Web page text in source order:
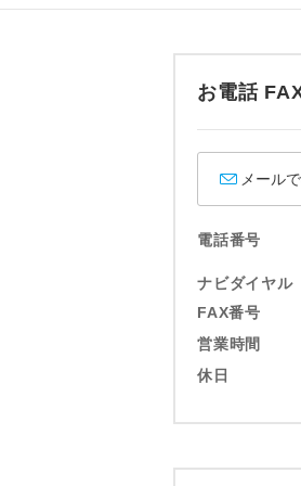
お電話
メール
電話番号
ナビダイヤル
FAX番号
営業時間
休日